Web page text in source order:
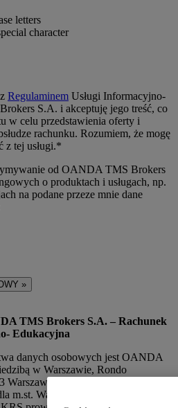
letters
character
Regulaminem Usługi Informacyjno-
S.A. i akceptuję jego treść, co
w celu przedstawienia oferty i
rachunku. Rozumiem, że mogę
z tej usługi.*
od OANDA TMS Brokers
o produktach i usługach, np.
na podane przeze mnie dane
»
TMS Brokers S.A. – Rachunek
Edukacyjna
danych osobowych jest OANDA
w Warszawie, Rondo
Warszawa, NIP 526-275-91-31, dla
m.st. Warszawy w Warszawie, XIII